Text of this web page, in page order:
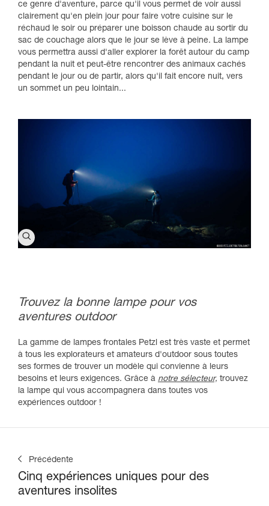
ce genre d'aventure, parce qu'il vous permet de voir aussi
clairement qu'en plein jour pour faire votre cuisine sur le
réchaud le soir ou préparer une boisson chaude au sortir du
sac de couchage alors que le jour se lève à peine. La lampe
vous permettra aussi d'aller explorer la forêt autour du camp
pendant la nuit et peut-être rencontrer des animaux cachés
pendant le jour ou de partir, alors qu'il fait encore nuit, vers
un sommet un peu lointain...
Trouvez la bonne lampe pour vos
aventures outdoor
La gamme de lampes frontales Petzl est très vaste et permet
à tous les explorateurs et amateurs d'outdoor sous toutes
ses formes de trouver un modèle qui convienne à leurs
besoins et leurs exigences. Grâce à notre sélecteur, trouvez
la lampe qui vous accompagnera dans toutes vos
expériences outdoor !
Précédente
Cinq expériences uniques pour des
aventures insolites